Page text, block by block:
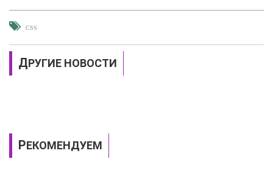
CSS
ДРУГИЕ НОВОСТИ
РЕКОМЕНДУЕМ